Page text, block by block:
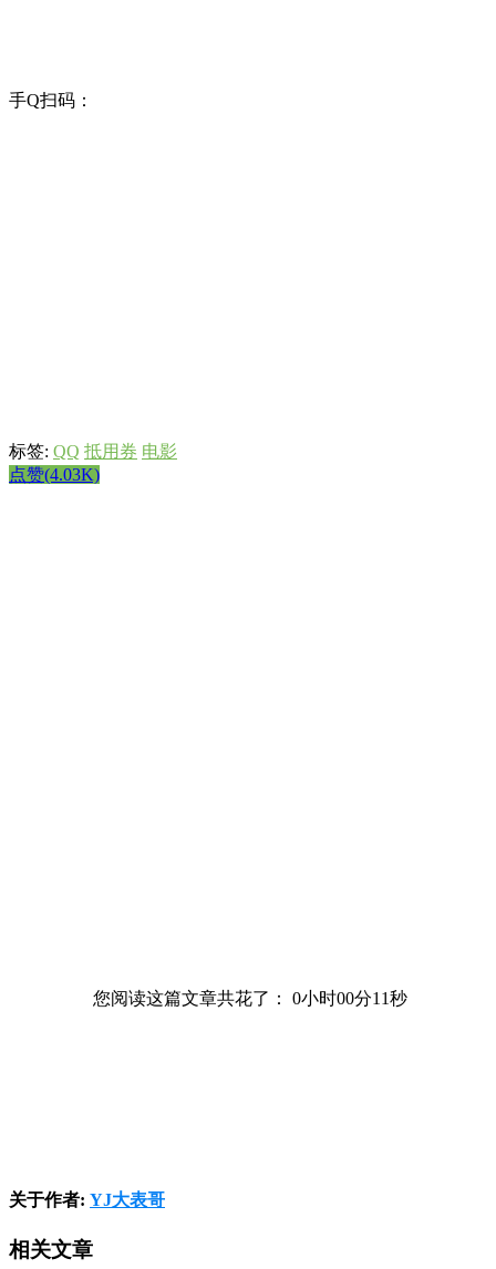
手Q扫码：
标签: QQ 抵用券 电影
点赞(4.03K)
您阅读这篇文章共花了： 0小时00分11秒
关于作者: YJ大表哥
相关文章